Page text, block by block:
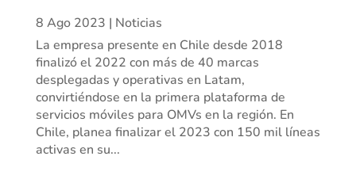
8 Ago 2023 | Noticias
La empresa presente en Chile desde 2018
finalizó el 2022 con más de 40 marcas
desplegadas y operativas en Latam,
convirtiéndose en la primera plataforma de
servicios móviles para OMVs en la región. En
Chile, planea finalizar el 2023 con 150 mil líneas
activas en su...